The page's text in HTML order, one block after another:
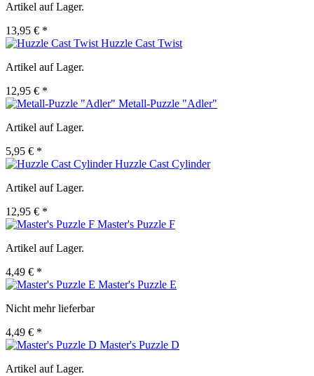
Artikel auf Lager.
13,95 € *
Huzzle Cast Twist
Artikel auf Lager.
12,95 € *
Metall-Puzzle "Adler"
Artikel auf Lager.
5,95 € *
Huzzle Cast Cylinder
Artikel auf Lager.
12,95 € *
Master's Puzzle F
Artikel auf Lager.
4,49 € *
Master's Puzzle E
Nicht mehr lieferbar
4,49 € *
Master's Puzzle D
Artikel auf Lager.